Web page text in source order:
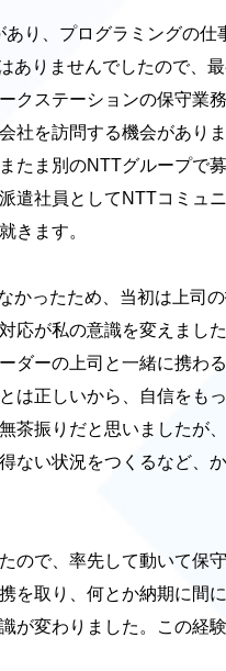
り、プログラミングの仕
ありませんでしたので、
クステーションの保守業
社を訪問する機会があり
たま別のNTTグループで
遣社員としてNTTコミュ
きます。
かったため、当初は上司
応が私の意識を変えまし
ダーの上司と一緒に携わ
は正しいから、自信をも
茶振りだと思いましたが
ない状況をつくるなど、
ので、率先して動いて保
を取り、何とか納期に間
が変わりました。この経